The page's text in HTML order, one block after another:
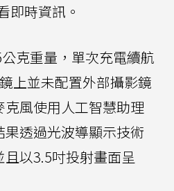
即時資訊。
克重量，單次充電續航
上並未配置外部攝影鏡
風使用人工智慧助理
透過光波導顯示技術
以3.5吋投射畫面呈